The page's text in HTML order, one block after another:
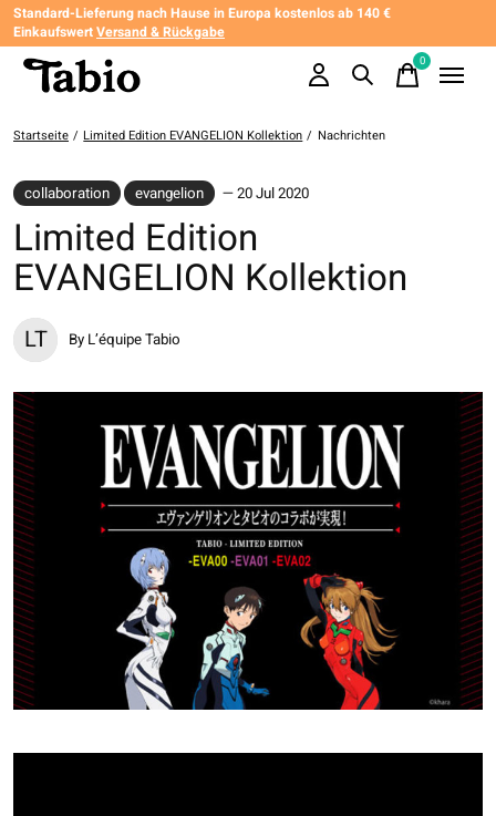
Standard-Lieferung nach Hause in Europa kostenlos ab 140 €
EinkaufswertVersand & Rückgabe
0items
Startseite / Limited Edition EVANGELION Kollektion / Nachrichten
collaboration evangelion — 20 Jul 2020
Limited Edition
EVANGELION Kollektion
LT By L’équipe Tabio